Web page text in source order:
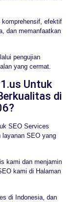
efektif
dan memanfaatkan
pengujian
yang cermat.
Untuk
di
SEO Services
layanan SEO yang
kami dan menjamin
kami di Halaman
di Indonesia, dan